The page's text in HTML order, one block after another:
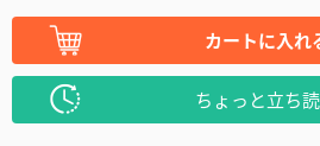
カートに入れ
ちょっと立ち